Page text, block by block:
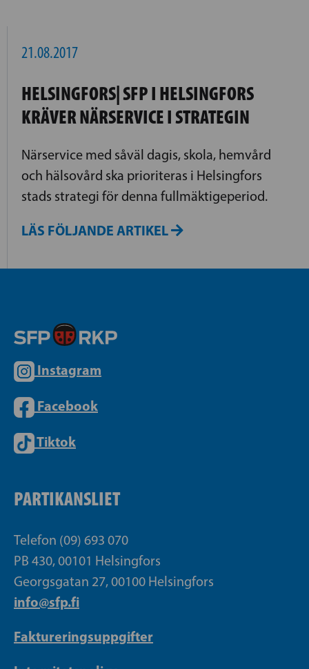
21.08.2017
HELSINGFORS| SFP I HELSINGFORS
KRÄVER NÄRSERVICE I STRATEGIN
Närservice med såväl dagis, skola, hemvård
och hälsovård ska prioriteras i Helsingfors
stads strategi för denna fullmäktigeperiod.
LÄS FÖLJANDE ARTIKEL
Instagram
Facebook
Tiktok
PARTIKANSLIET
Telefon (09) 693 070
PB 430, 00101 Helsingfors
Georgsgatan 27, 00100 Helsingfors
info@sfp.fi
Faktureringsuppgifter